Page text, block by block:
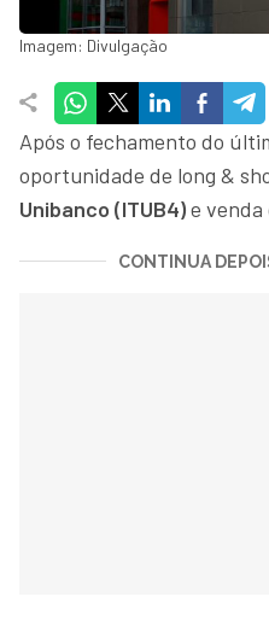
Imagem: Divulgação
Após o fechamento do
oportunidade de long &
Unibanco (ITUB4)e venda
CONTINUA